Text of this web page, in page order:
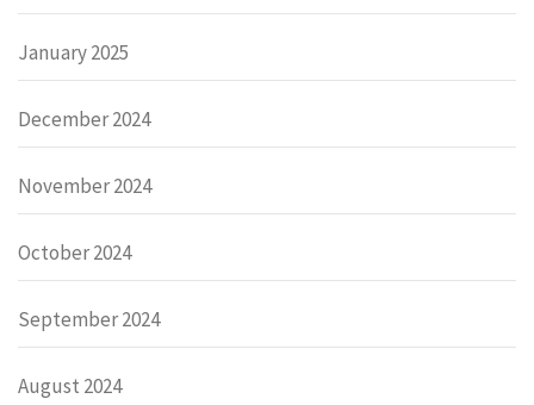
January 2025
December 2024
November 2024
October 2024
September 2024
August 2024